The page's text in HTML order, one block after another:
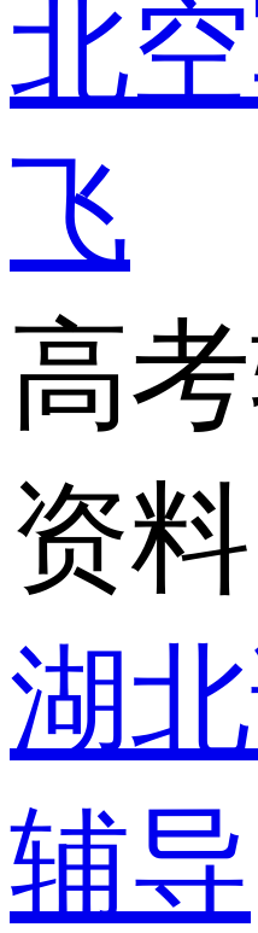
北
飞
高
资料
湖
辅导